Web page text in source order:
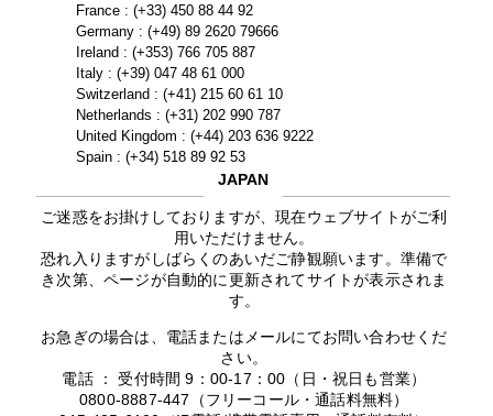
France : (+33) 450 88 44 92
Germany : (+49) 89 2620 79666
Ireland : (+353) 766 705 887
Italy : (+39) 047 48 61 000
Switzerland : (+41) 215 60 61 10
Netherlands : (+31) 202 990 787
United Kingdom : (+44) 203 636 9222
Spain : (+34) 518 89 92 53
JAPAN
ご迷惑をお掛けしておりますが、現在ウェブサイトがご利
用いただけません。
恐れ入りますがしばらくのあいだご静観願います。準備で
き次第、ページが自動的に更新されてサイトが表示されま
す。
お急ぎの場合は、電話またはメールにてお問い合わせくだ
さい。
電話 ： 受付時間 9：00-17：00（日・祝日も営業）
0800-8887-447（フリーコール・通話料無料）